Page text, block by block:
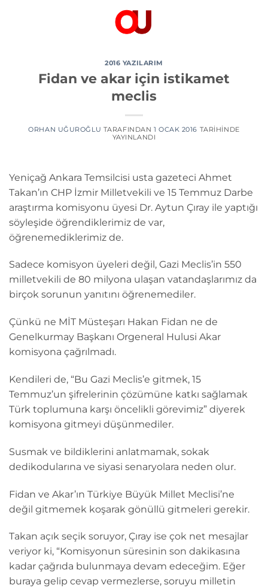
2016 YAZILARIM
Fidan ve akar için istikamet
meclis
ORHAN UĞUROĞLU TARAFINDAN 1 OCAK 2016 TARIHINDE
YAYINLANDI
Yeniçağ Ankara Temsilcisi usta gazeteci Ahmet
Takan’ın CHP İzmir Milletvekili ve 15 Temmuz Darbe
araştırma komisyonu üyesi Dr. Aytun Çıray ile yaptığı
söyleşide öğrendiklerimiz de var,
öğrenemediklerimiz de.
Sadece komisyon üyeleri değil, Gazi Meclis’in 550
milletvekili de 80 milyona ulaşan vatandaşlarımız da
birçok sorunun yanıtını öğrenemediler.
Çünkü ne MİT Müsteşarı Hakan Fidan ne de
Genelkurmay Başkanı Orgeneral Hulusi Akar
komisyona çağrılmadı.
Kendileri de, “Bu Gazi Meclis’e gitmek, 15
Temmuz’un şifrelerinin çözümüne katkı sağlamak
Türk toplumuna karşı öncelikli görevimiz” diyerek
komisyona gitmeyi düşünmediler.
Susmak ve bildiklerini anlatmamak, sokak
dedikodularına ve siyasi senaryolara neden olur.
Fidan ve Akar’ın Türkiye Büyük Millet Meclisi’ne
değil gitmemek koşarak gönüllü gitmeleri gerekir.
Takan açık seçik soruyor, Çıray ise çok net mesajlar
veriyor ki, “Komisyonun süresinin son dakikasına
kadar çağrıda bulunmaya devam edeceğim. Eğer
buraya gelip cevap vermezlerse, soruyu milletin